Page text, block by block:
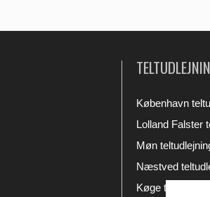
København
Lolland Falster
Møn
Næstved
Køge